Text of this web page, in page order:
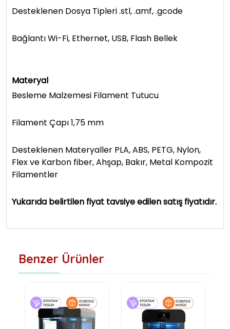
Desteklenen Dosya Tipleri .stl, .amf, .gcode
Bağlantı Wi-Fi, Ethernet, USB, Flash Bellek
Materyal
Besleme Malzemesi Filament Tutucu
Filament Çapı 1,75 mm
Desteklenen Materyaller PLA, ABS, PETG, Nylon,
Flex ve Karbon fiber, Ahşap, Bakır, Metal Kompozit
Filamentler
Yukarıda belirtilen fiyat tavsiye edilen satış fiyatıdır.
Benzer Ürünler